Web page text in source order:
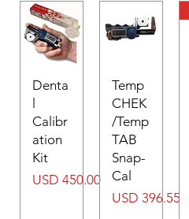
Denta
Calibr
ation
Kit
Precio
USD 450.00
Temp
CHEK
/Temp
TAB
Snap-
Cal
Precio
USD 396.55